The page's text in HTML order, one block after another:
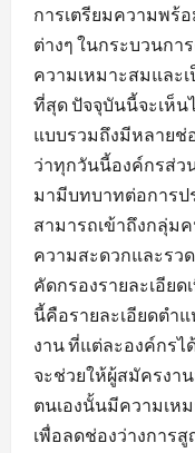
งาน
ไป
ดี
การเตรียมความพร้
ต่างๆ ในกระบวนกา
ความเหมาะสมและ
ที่สุด ปัจจุบันนี้จะเห็
แบบรวมถึงมีหลายช่
ว่าทุกวันนี้องค์กรส่ว
มามีบทบาทต่อการป
สามารถเข้าถึงกลุ่ม
ความสะดวกและรว
คัดกรองรายละเอีย
นี้คือรายละเอียดตำ
งาน ที่แต่ละองค์กรไ
จะช่วยให้ผู้สมัครงา
ตนเองนั้นมีความเห
เพื่อลดช่องว่างการ